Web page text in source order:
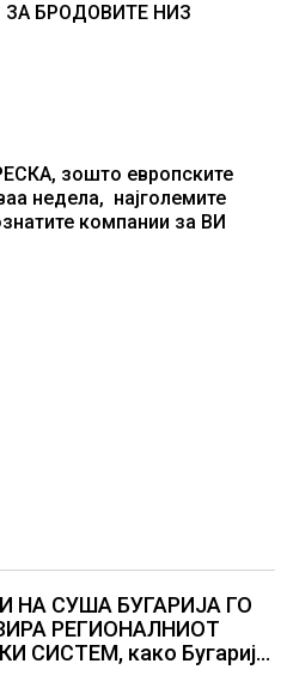
БРОДОВИТЕ НИЗ
зошто европските
недела, најголемите
компании за ВИ
НА СУША БУГАРИЈА ГО
РЕГИОНАЛНИОТ
СИСТЕМ, како Бугарија